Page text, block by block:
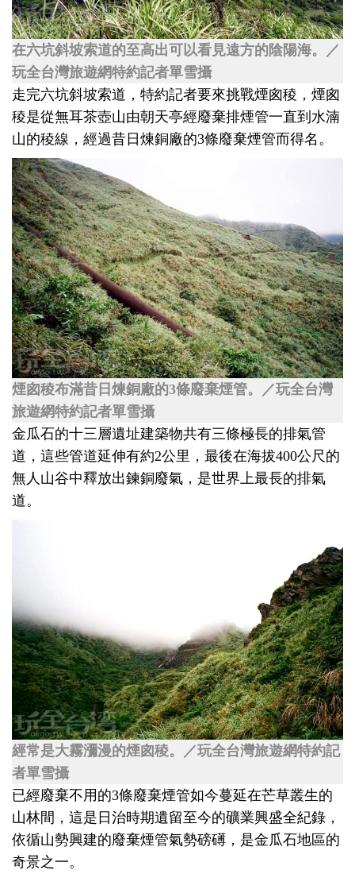
在六坑斜坡索道的至高出可以看見遠方的陰陽海。／
玩全台灣旅遊網特約記者單雪攝
走完六坑斜坡索道，特約記者要來挑戰煙囪稜，煙囪
稜是從無耳茶壺山由朝天亭經廢棄排煙管一直到水湳
山的稜線，經過昔日煉銅廠的3條廢棄煙管而得名。
煙囪稜布滿昔日煉銅廠的3條廢棄煙管。／玩全台灣
旅遊網特約記者單雪攝
金瓜石的十三層遺址建築物共有三條極長的排氣管
道，這些管道延伸有約2公里，最後在海拔400公尺的
無人山谷中釋放出鍊銅廢氣，是世界上最長的排氣
道。
經常是大霧瀰漫的煙囪稜。／玩全台灣旅遊網特約記
者單雪攝
已經廢棄不用的3條廢棄煙管如今蔓延在芒草叢生的
山林間，這是日治時期遺留至今的礦業興盛全紀錄，
依循山勢興建的廢棄煙管氣勢磅礡，是金瓜石地區的
奇景之一。